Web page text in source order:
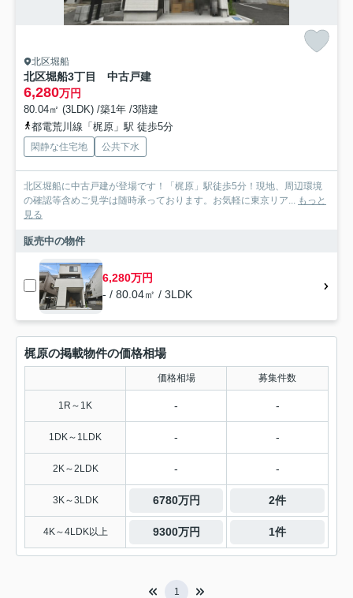
北区堀船
北区堀船3丁目 中古戸建
6,280万円
80.04㎡ (3LDK) /築1年 /3階建
都電荒川線「梶原」駅 徒歩5分
閑静な住宅地 公共下水
北区堀船に中古戸建が登場です！「梶原」駅徒歩5分！現地、周辺環境
の確認等含めご見学は随時承っております。お気軽に東京リア... もっと
見る
販売中の物件
6,280万円
- / 80.04㎡ / 3LDK
梶原の掲載物件の価格相場
価格相場 募集件数
1R～1K - -
1DK～1LDK - -
2K～2LDK - -
3K～3LDK 6780万円 2件
4K～4LDK以上 9300万円 1件
1